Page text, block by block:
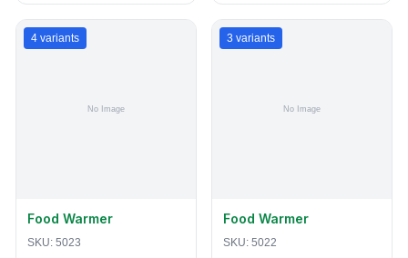
4 variants
Food Warmer
SKU: 5023
3 variants
Food Warmer
SKU: 5022